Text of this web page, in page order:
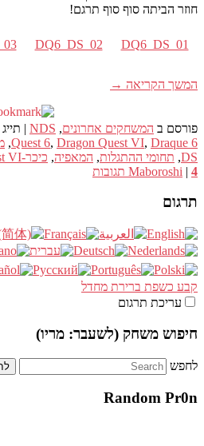
חוזר הביתה סוף סוף תרגם!
DQ6_DS_01
DQ6_DS_02
המשך הקריאה →
פורסם ב המשחקים אחרונים,
NDS
| תייג
Quest 6, Dragon Quest VI, Draque 6
,
DS
, תחומי ההתגלות, המאפיה, כיכר-EnixVI
Maboroshi | 4 תגובות
תרגום
קבע כשפת ברירת מחדל
עריכת תרגום
חיפוש משחק (לשעבר: מריו)
לחפש
Random Pr0n